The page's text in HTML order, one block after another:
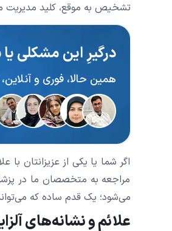
تشخیص به موقع، کلید مدیریت
درگیرِ این مشکلی
همین حالا، فوری و
اگر شما یا یکی از عزیزانتان
مراجعه به متخصصان ما در
می‌شود؛ یک قدم ساده که
علائم و نشانه‌های